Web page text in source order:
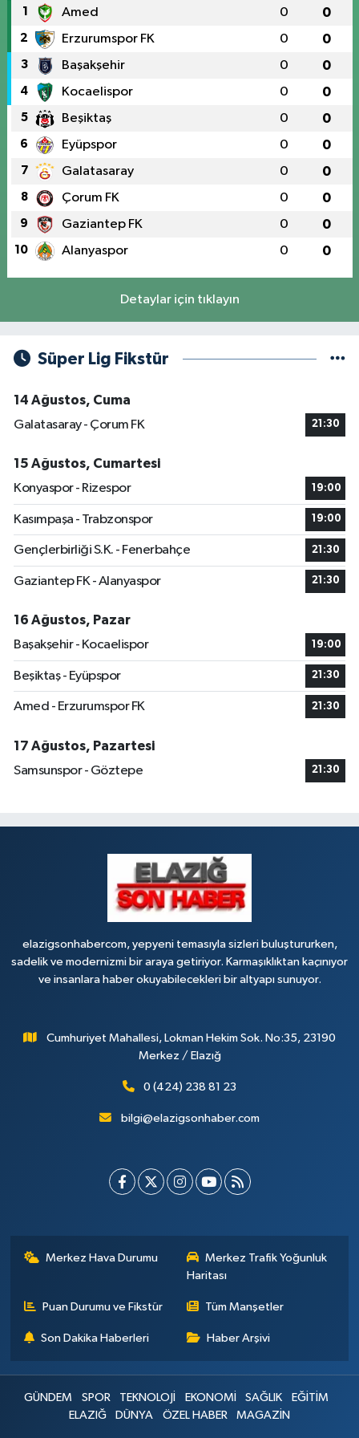
1 Amed 0 0
2 Erzurumspor FK 0 0
3 Başakşehir 0 0
4 Kocaelispor 0 0
5 Beşiktaş 0 0
6 Eyüpspor 0 0
7 Galatasaray 0 0
8 Çorum FK 0 0
9 Gaziantep FK 0 0
10 Alanyaspor 0 0
Detaylar için tıklayın
Süper Lig Fikstür
14 Ağustos, Cuma
Galatasaray - Çorum FK
21:30
15 Ağustos, Cumartesi
Konyaspor - Rizespor
19:00
Kasımpaşa - Trabzonspor 19:00
Gençlerbirliği S.K. - Fenerbahçe 21:30
Gaziantep FK - Alanyaspor 21:30
16 Ağustos, Pazar
Başakşehir - Kocaelispor
19:00
Beşiktaş - Eyüpspor 21:30
Amed - Erzurumspor FK 21:30
17 Ağustos, Pazartesi
Samsunspor - Göztepe
21:30
elazigsonhabercom, yepyeni temasıyla sizleri buluştururken,
sadelik ve modernizmi bir araya getiriyor. Karmaşıklıktan kaçınıyor
ve insanlara haber okuyabilecekleri bir altyapı sunuyor.
Cumhuriyet Mahallesi, Lokman Hekim Sok. No:35, 23190
Merkez / Elazığ
0 (424) 238 81 23
bilgi@elazigsonhaber.com
Merkez Hava Durumu
Merkez Trafik Yoğunluk
Haritası
Puan Durumu ve Fikstür Tüm Manşetler
Son Dakika Haberleri Haber Arşivi
GÜNDEM SPOR TEKNOLOJİ EKONOMİ SAĞLIK
EĞİTİM
ELAZIĞ
DÜNYA ÖZEL HABER MAGAZİN